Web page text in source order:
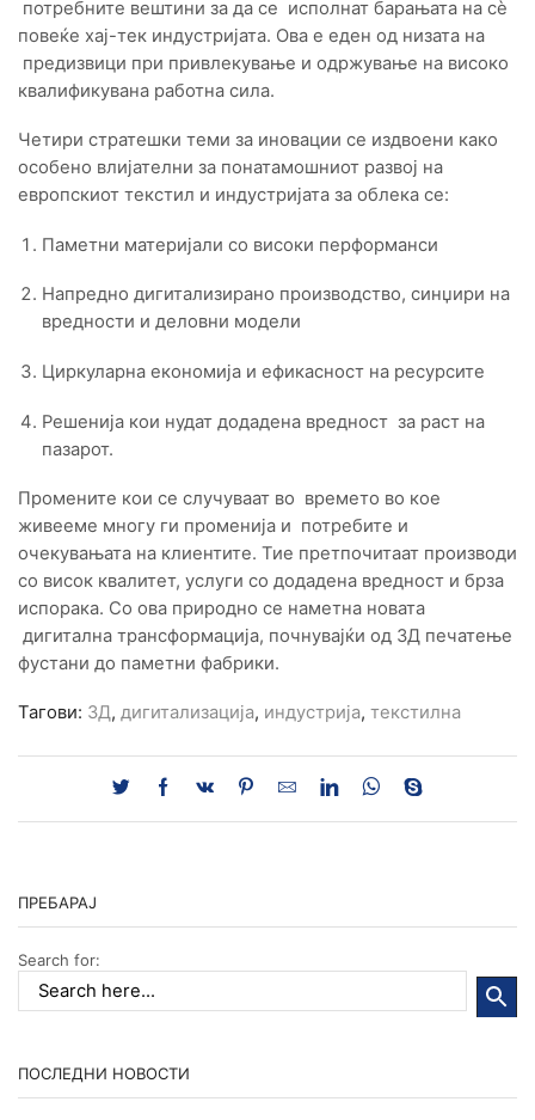
потребните вештини за да се исполнат барањата на сè
повеќе хај-тек индустријата. Ова е еден од низата на
предизвици при привлекување и одржување на високо
квалификувана работна сила.
Четири стратешки теми за иновации се издвоени како
особено влијателни за понатамошниот развој на
европскиот текстил и индустријата за облека се:
Паметни материјали со високи перформанси
Напредно дигитализирано производство, синџири на
вредности и деловни модели
Циркуларна економија и ефикасност на ресурсите
Решенија кои нудат додадена вредност за раст на
пазарот.
Промените кои се случуваат во времето во кое
живееме многу ги променија и потребите и
очекувањата на клиентите. Тие претпочитаат производи
со висок квалитет, услуги со додадена вредност и брза
испорака. Со ова природно се наметна новата
дигитална трансформација, почнувајќи од 3Д печатење
фустани до паметни фабрики.
Тагови: 3Д, дигитализација, индустрија, текстилна
ПРЕБАРАЈ
Search for:
ПОСЛЕДНИ НОВОСТИ